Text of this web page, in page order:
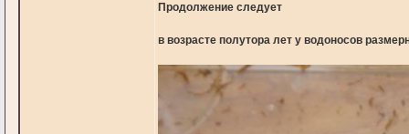
Продолжение следует
в возрасте полутора лет у водоносов